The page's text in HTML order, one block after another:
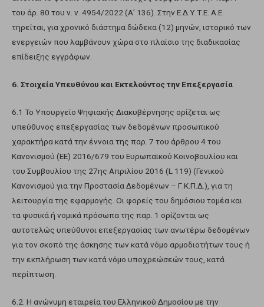
του άρ. 80 του ν. ν. 4954/2022 (Α’ 136). Στην Ε.Δ.Υ.Τ.Ε. Α.Ε.
τηρείται, για χρονικό διάστημα δώδεκα (12) μηνών, ιστορικό των
ενεργειών που λαμβάνουν χώρα στο πλαίσιο της διαδικασίας
επίδειξης εγγράφων.
6. Στοιχεία Υπευθύνου και Εκτελούντος την Επεξεργασία
6.1 Το Υπουργείο Ψηφιακής Διακυβέρνησης ορίζεται ως
υπεύθυνος επεξεργασίας των δεδομένων προσωπικού
χαρακτήρα κατά την έννοια της παρ. 7 του άρθρου 4 του
Κανονισμού (ΕΕ) 2016/679 του Ευρωπαϊκού Κοινοβουλίου και
του Συμβουλίου της 27ης Απριλίου 2016 (L 119) (Γενικού
Κανονισμού για την Προστασία Δεδομένων – Γ.Κ.Π.Δ.), για τη
λειτουργία της εφαρμογής. Οι φορείς του δημόσιου τομέα και
τα φυσικά ή νομικά πρόσωπα της παρ. 1 ορίζονται ως
αυτοτελώς υπεύθυνοι επεξεργασίας των ανωτέρω δεδομένων
για τον σκοπό της άσκησης των κατά νόμο αρμοδιοτήτων τους ή
την εκπλήρωση των κατά νόμο υποχρεώσεών τους, κατά
περίπτωση.
6.2. Η ανώνυμη εταιρεία του Ελληνικού Δημοσίου με την